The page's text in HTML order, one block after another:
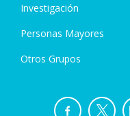
Investigación
Personas Mayores
Otros Grupos